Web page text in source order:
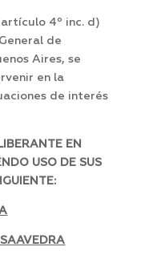
4º inc. d)
de
Aires, se
en la
de interés
EN
USO DE SUS